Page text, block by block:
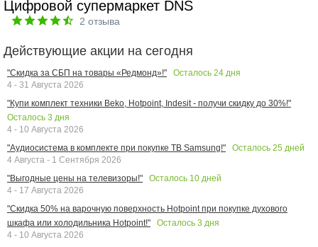
Цифровой супермаркет DNS
2 отзыва
Действующие акции на сегодня
"Скидка за СБП на товары «Редмонд»!" Осталось 24 дня
4 - 31 Августа 2026
"Купи комплект техники Beko, Hotpoint, Indesit - получи скидку до 30%!"
Осталось 3 дня
4 - 10 Августа 2026
"Аудиосистема в комплекте при покупке ТВ Samsung!"
Осталось 25 дней
4 Августа - 1 Сентября 2026
"Выгодные цены на телевизоры!"
Осталось 10 дней
4 - 17 Августа 2026
"Скидка 50% на варочную поверхность Hotpoint при покупке духового
шкафа или холодильника Hotpoint!"
Осталось 3 дня
4 - 10 Августа 2026